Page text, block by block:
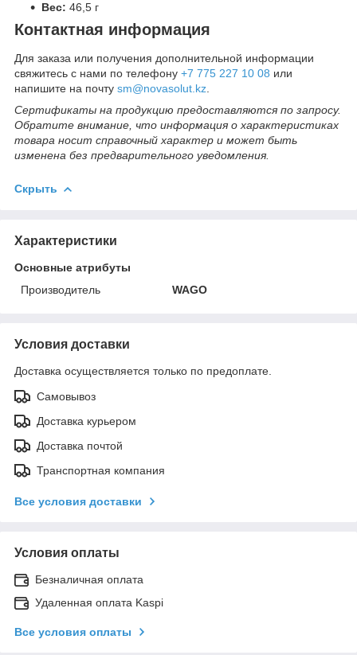
Вес: 46,5 г
Контактная информация
Для заказа или получения дополнительной информации
свяжитесь с нами по телефону +7 775 227 10 08 или
напишите на почту sm@novasolut.kz
Сертификаты на продукцию предоставляются по запросу.
Обратите внимание, что информация о характеристиках
товара носит справочный характер и может быть
изменена без предварительного уведомления.
Скрыть
Характеристики
Основные атрибуты
Производитель
WAGO
Условия доставки
Доставка осуществляется только по предоплате.
Самовывоз
Доставка курьером
Доставка почтой
Транспортная компания
Все условия доставки
Условия оплаты
Безналичная оплата
Удаленная оплата Kaspi
Все условия оплаты